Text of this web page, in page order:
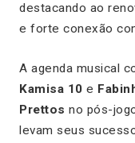
destacando ao
e forte conexão
A agenda musical
Kamisa 10 e
Prettos no pós-
levam seus